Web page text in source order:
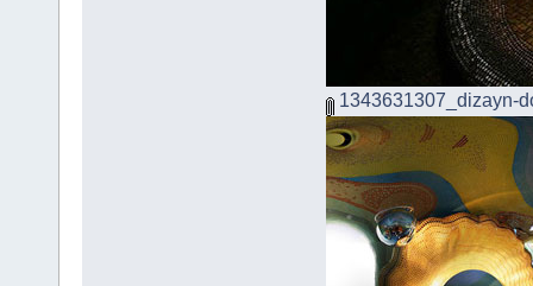
1343631307_dizayn-